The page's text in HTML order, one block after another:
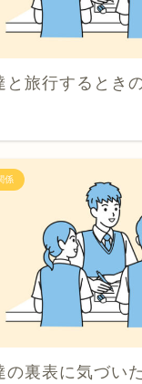
と旅行するとき
係
の裏表に気づい